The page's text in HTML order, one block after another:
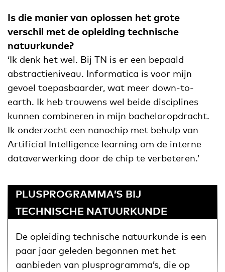
Is die manier van oplossen het grote
verschil met de opleiding technische
natuurkunde?
‘Ik denk het wel. Bij TN is er een bepaald
abstractieniveau. Informatica is voor mijn
gevoel toepasbaarder, wat meer down-to-
earth. Ik heb trouwens wel beide disciplines
kunnen combineren in mijn bacheloropdracht.
Ik onderzocht een nanochip met behulp van
ArtificiaI Intelligence learning om de interne
dataverwerking door de chip te verbeteren.’
PLUSPROGRAMMA’S BIJ
TECHNISCHE NATUURKUNDE
De opleiding technische natuurkunde is een
paar jaar geleden begonnen met het
aanbieden van plusprogramma’s, die op